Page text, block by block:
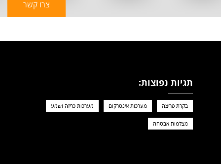
תגיות נפוצות:
בקרת פריצה מערכות אינטרקום מערכות כריזה ושמע
מצלמות אבטחה